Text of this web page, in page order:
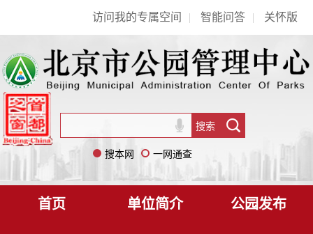
访问我的专属空间 | 智能问答 | 关怀版
搜本网 一网通查
首页 单位简介 公园发布